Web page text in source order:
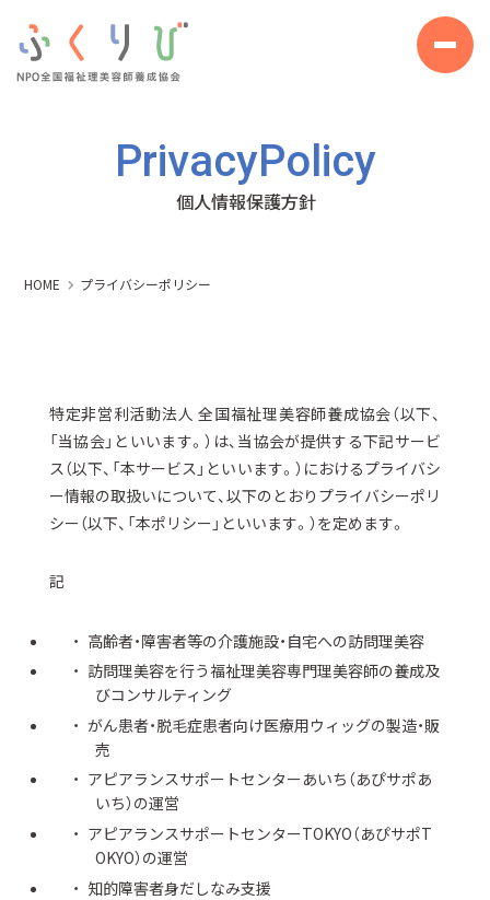
PrivacyPolicy
個人情報保護方針
HOME プライバシーポリシー
特定非営利活動法人 全国福祉理美容師養成協会（以下、
「当協会」といいます。）は、当協会が提供する下記サービ
ス（以下、「本サービス」といいます。）におけるプライバシ
ー情報の取扱いについて、以下のとおりプライバシーポリ
シー（以下、「本ポリシー」といいます。）を定めます。
記
高齢者・障害者等の介護施設・自宅への訪問理美容
訪問理美容を行う福祉理美容専門理美容師の養成及
びコンサルティング
がん患者・脱毛症患者向け医療用ウィッグの製造・販
売
アピアランスサポートセンターあいち（あぴサポあ
いち）の運営
アピアランスサポートセンターTOKYO（あぴサポT
OKYO）の運営
知的障害者身だしなみ支援